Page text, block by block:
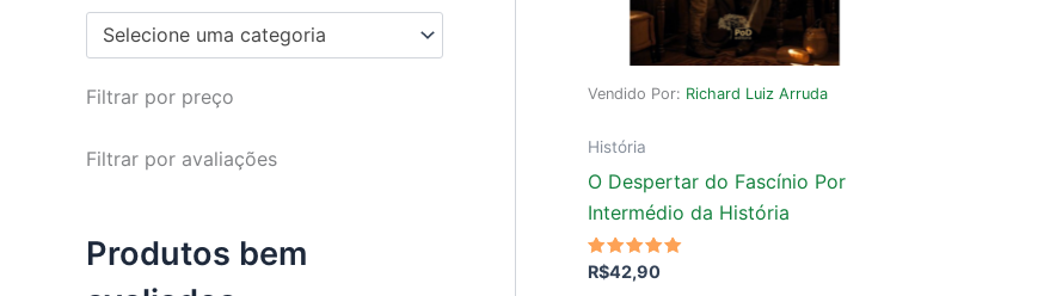
Selecione uma categoria
Filtrar por preço
Filtrar por avaliações
Produtos bem
Vendido Por: Richard Luiz Arruda
História
O Despertar do Fascínio Por
Intermédio da História
Avaliação
5.00
R$42,90